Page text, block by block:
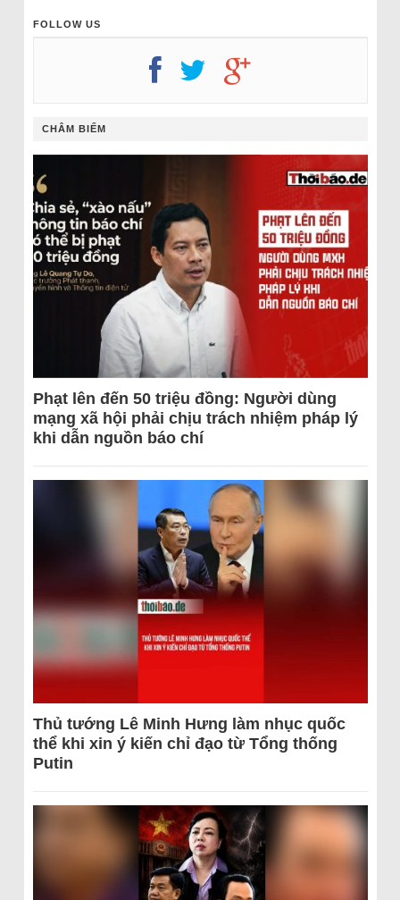
FOLLOW US
CHÂM BIẾM
Phạt lên đến 50 triệu đồng: Người dùng
mạng xã hội phải chịu trách nhiệm pháp lý
khi dẫn nguồn báo chí
Thủ tướng Lê Minh Hưng làm nhục quốc
thể khi xin ý kiến chỉ đạo từ Tổng thống
Putin